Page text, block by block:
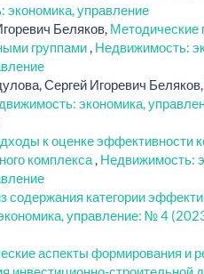
управление
Беляков,
группами Недвижимость:
Сергей Игоревич Беляков,
экономика,
к оценке эффективности
комплекса Недвижимость:
содержания категории
управление: № 4
аспекты формирования и